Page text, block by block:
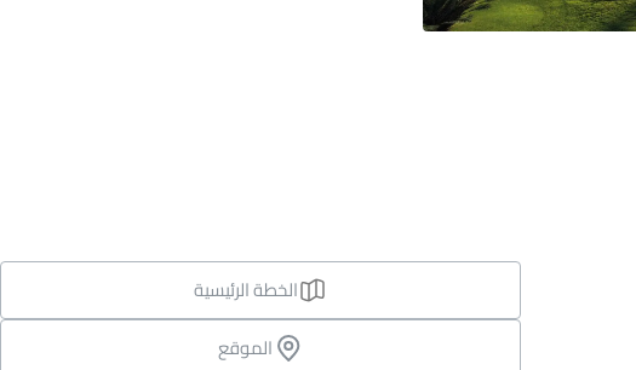
الخطة الرئيسية
الموقع